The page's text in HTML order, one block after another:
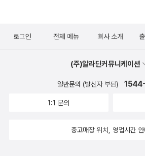
파세카가 왼손의 변형이 생겨났을까. 아버지
니 섬의 핵실험만 없었다면, 모두 같이 살며
이주하게 된 말라케이 섬으로 점차 바닷물이
를 견디지 못해 섬은 점차 죽어간다. 식물이
로지 맹그로브 식물이다. 그 맹그로브 식물은
경쟁의식으로 인한 타인의 짓밟음. 이런 행위
로그인 전체 메뉴 회사 소개
(주)알라딘커뮤니케이션
일반문의 (발신자 부담)
1:1 문의
중고매장 위치, 영업시간 안